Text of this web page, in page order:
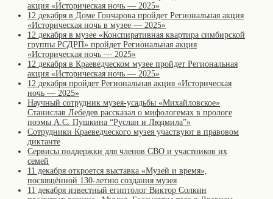
акция «Историческая ночь — 2025»
12 декабря в Доме Гончарова пройдет Региональная акция
«Историческая ночь в музее — 2025»
12 декабря в музее «Конспиративная квартира симбирской
группы РСДРП» пройдет Региональная акция
«Историческая ночь — 2025»
12 декабря в Краеведческом музее пройдет Региональная
акция «Историческая ночь — 2025»
12 декабря пройдет Региональная акция «Историческая
ночь — 2025»
Научный сотрудник музея-усадьбы «Михайловское»
Станислав Лебедев рассказал о мифологемах в прологе
поэмы А.С. Пушкина “Руслан и Людмила”»
Сотрудники Краеведческого музея участвуют в правовом
диктанте
Сервисы поддержки для членов СВО и участников их
семей
11 декабря откроется выставка «Музей и время»,
посвящённой 130-летию создания музея
11 декабря известный египтолог Виктор Солкин